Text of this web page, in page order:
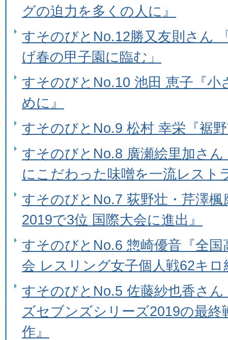
グの迫力を多くの人に』
すそのびとNo.12勝又友則さん
げ春の甲子園に臨む」
すそのびとNo.10 池田 恵子『小
めに』
すそのびとNo.9 松村 幸栄『裾
すそのびとNo.8 廣瀬絵里加さ
にこだわった味噌を一流レスト
すそのびとNo.7 荻野壮・芹澤楓
2019で3位 国際大会に進出』
すそのびとNo.6 惣崎優音『全国
会 レスリング女子個人戦62キロ
すそのびとNo.5 佐藤紗也香さ
ズセブンズシリーズ2019の最
作』